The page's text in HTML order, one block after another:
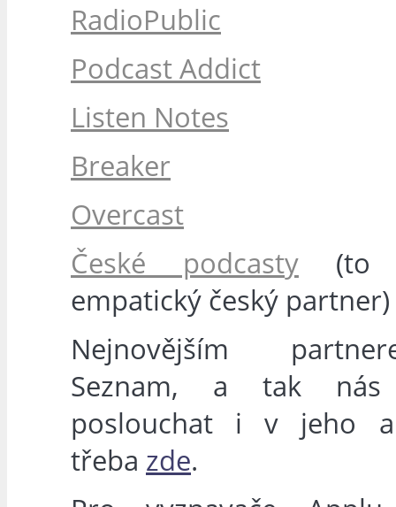
RadioPublic
Podcast Addict
Listen Notes
Breaker
Overcast
České podcasty(to
empatický český partner)
Nejnovějším
Seznam, a tak nás
poslouchat i v jeho
třeba zde.